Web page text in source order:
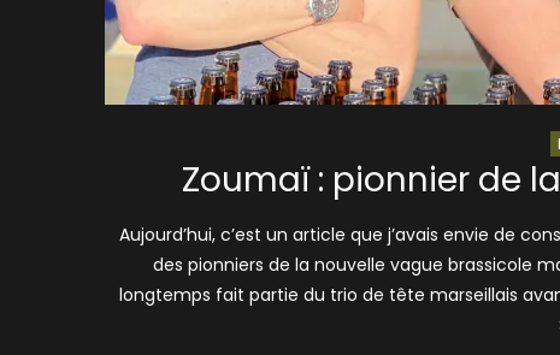
Zoumaï : pionnier de
Aujourd’hui, c’est un article que j’avais envie de
des pionniers de la nouvelle vague brassicole
longtemps fait partie du trio de tête marseillais